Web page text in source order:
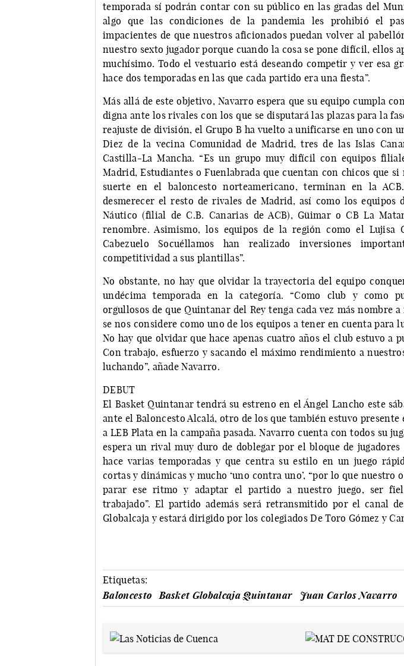
temporada sí podrán contar con su público en las gradas del
algo que las condiciones de la pandemia les prohibió el
impacientes de que nuestros aficionados puedan volver al
nuestro sexto jugador porque cuando la cosa se pone difícil, ellos
muchísimo. Todo el vestuario está deseando competir y ver esa
hace dos temporadas en las que cada partido era una fiesta”.
Más allá de este objetivo, Navarro espera que su equipo cumpla
digna ante los rivales con los que se disputará las plazas para la
reajuste de división, el Grupo B ha vuelto a unificarse en uno con
Diez de la vecina Comunidad de Madrid, tres de las Islas
Castilla-La Mancha. “Es un grupo muy difícil con equipos
Madrid, Estudiantes o Fuenlabrada que cuentan con chicos que si
suerte en el baloncesto norteamericano, terminan en la
desmerecer el resto de rivales de Madrid, así como los equipos
Náutico (filial de C.B. Canarias de ACB), Güimar o CB La
renombre. Asimismo, los equipos de la región como el Lujisa
Cabezuelo Socuéllamos han realizado inversiones
competitividad a sus plantillas”.
No obstante, no hay que olvidar la trayectoria del equipo
undécima temporada en la categoría. “Como club y como
orgullosos de que Quintanar del Rey tenga cada vez más nombre
se nos considere como uno de los equipos a tener en cuenta para
No hay que olvidar que hace apenas cuatro años el club estuvo a
Con trabajo, esfuerzo y sacando el máximo rendimiento a
luchando”, añade Navarro.
DEBUT
El Basket Quintanar tendrá su estreno en el Ángel Lancho este
ante el Baloncesto Alcalá, otro de los que también estuvo presente
a LEB Plata en la campaña pasada. Navarro cuenta con todos su
espera un rival muy duro de doblegar por el bloque de jugadores
hace varias temporadas y que centra su estilo en un juego
cortas y dinámicas y mucho ‘uno contra uno’, “por lo que nuestro
parar ese ritmo y adaptar el partido a nuestro juego, ser
trabajado”. El partido además será retransmitido por el canal
Globalcaja y estará dirigido por los colegiados De Toro Gómez y
Etiquetas:
Baloncesto
Basket Globalcaja Quintanar Juan Carlos Navarro